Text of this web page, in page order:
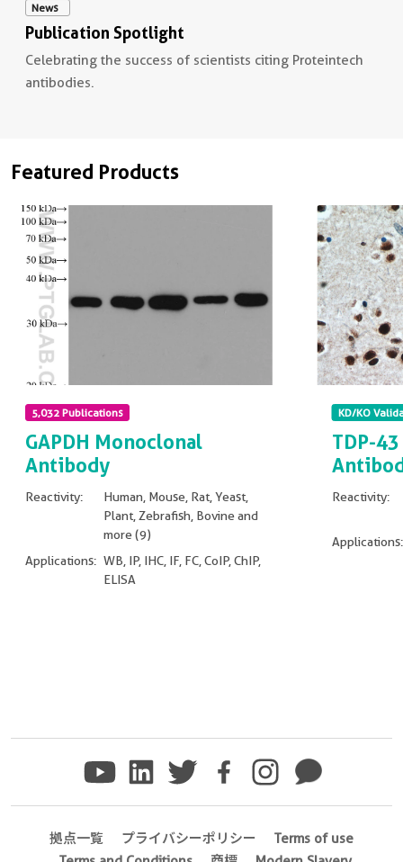
Non visible text
News
Publication Spotlight
Celebrating the success of scientists citing Proteintech
antibodies.
Featured Products
5,032 Publications
GAPDH Monoclonal
Antibody
Reactivity:
Human, Mouse, Rat, Yeast,
Plant, Zebrafish, Bovine and
more (9)
Applications: WB, IP, IHC, IF, FC, CoIP, ChIP,
ELISA
KD/KO
TDP-
Reactivity:
Applications:
拠点一覧 プライバシーポリシー
Terms of use